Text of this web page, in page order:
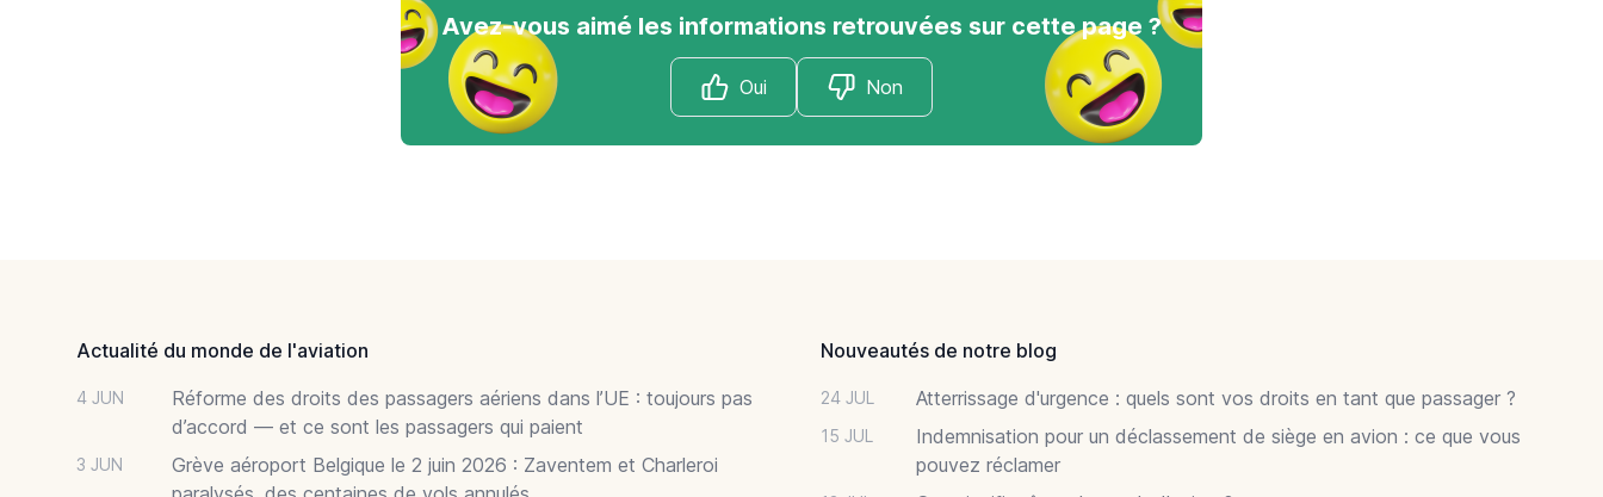
Avez-vous aimé les informations retrouvées sur cette page ?
Oui Non
Actualité du monde de l'aviation
4 JUN
Réforme des droits des passagers aériens dans l’UE : toujours pas
d’accord — et ce sont les passagers qui paient
3 JUN
Grève aéroport Belgique le 2 juin 2026 : Zaventem et Charleroi
Nouveautés de notre blog
24 JUL Atterrissage d'urgence : quels sont vos droits en tant que passager ?
15 JUL
Indemnisation pour un déclassement de siège en avion : ce que vous
pouvez réclamer